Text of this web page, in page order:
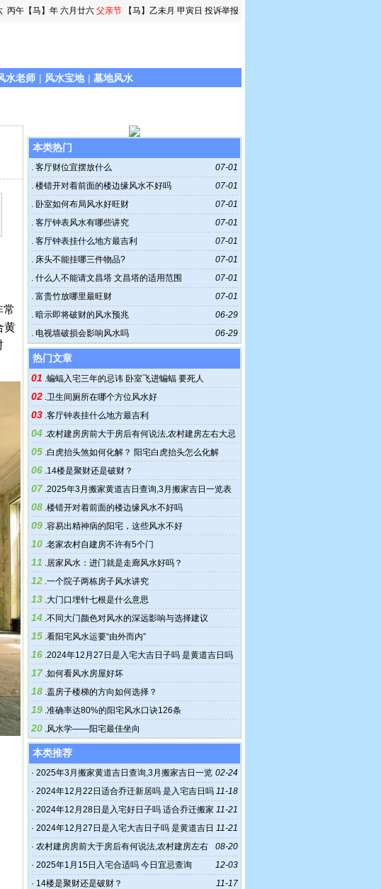
丙午【马】年 六月廿六 父亲节 【马】乙未月 甲寅日 投诉举报
水老师 | 风水宝地 | 墓地风水
常
黄
本类热门
07-01
. 客厅财位宜摆放什么
07-01
. 楼错开对着前面的楼边缘风水不好吗
07-01
. 卧室如何布局风水好旺财
07-01
. 客厅钟表风水有哪些讲究
07-01
. 客厅钟表挂什么地方最吉利
07-01
. 床头不能挂哪三件物品?
07-01
. 什么人不能请文昌塔 文昌塔的适用范围
07-01
. 富贵竹放哪里最旺财
06-29
. 暗示即将破财的风水预兆
06-29
. 电视墙破损会影响风水吗
热门文章
01 .蝙蝠入宅三年的忌讳 卧室飞进蝙蝠 要死人
02 .卫生间厕所在哪个方位风水好
03 .客厅钟表挂什么地方最吉利
04 .农村建房房前大于房后有何说法,农村建房左右大忌
05 .白虎抬头煞如何化解？ 阳宅白虎抬头怎么化解
06 .14楼是聚财还是破财？
07 .2025年3月搬家黄道吉日查询,3月搬家吉日一览表
08 .楼错开对着前面的楼边缘风水不好吗
09 .容易出精神病的阳宅，这些风水不好
10 .老家农村自建房不许有5个门
11 .居家风水：进门就是走廊风水好吗？
12 .一个院子两栋房子风水讲究
13 .大门口埋针七根是什么意思
14 .不同大门颜色对风水的深远影响与选择建议
15 .看阳宅风水运要“由外而内”
16 .2024年12月27日是入宅大吉日子吗 是黄道吉日吗
17 .如何看风水房屋好坏
18 .盖房子楼梯的方向如何选择？
19 .准确率达80%的阳宅风水口诀126条
20 .风水学——阳宅最佳坐向
本类推荐
02-24
· 2025年3月搬家黄道吉日查询,3月搬家吉日一览
表
11-18
· 2024年12月22日适合乔迁新居吗 是入宅吉日吗
11-21
· 2024年12月28日是入宅好日子吗 适合乔迁搬家
吗
11-21
· 2024年12月27日是入宅大吉日子吗 是黄道吉日
吗
08-20
· 农村建房房前大于房后有何说法,农村建房左右
大忌
12-03
· 2025年1月15日入宅合适吗 今日宜忌查询
11-17
· 14楼是聚财还是破财？